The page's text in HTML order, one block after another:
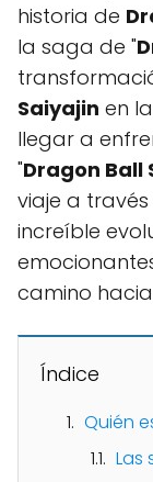
historia de
la saga de "
Saiyajin en
llegar a
"Dragon Ball
viaje a
increíble
camino
Índice
Quién
Las